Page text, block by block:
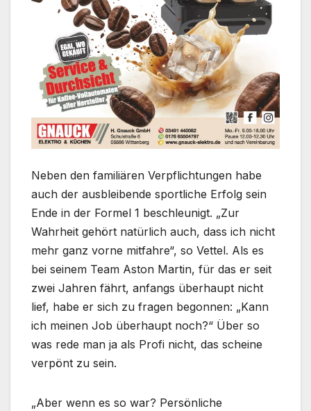
Neben den familiären Verpflichtungen habe
auch der ausbleibende sportliche Erfolg sein
Ende in der Formel 1 beschleunigt. „Zur
Wahrheit gehört natürlich auch, dass ich nicht
mehr ganz vorne mitfahre“, so Vettel. Als es
bei seinem Team Aston Martin, für das er seit
zwei Jahren fährt, anfangs überhaupt nicht
lief, habe er sich zu fragen begonnen: „Kann
ich meinen Job überhaupt noch?“ Über so
was rede man ja als Profi nicht, das scheine
verpönt zu sein.
„Aber wenn es so war? Persönliche